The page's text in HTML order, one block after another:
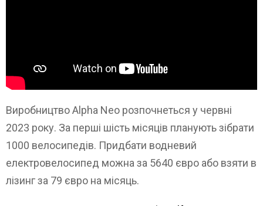
Виробництво Alpha Neo розпочнеться у червні
2023 року. За перші шість місяців планують зібрати
1000 велосипедів. Придбати водневий
електровелосипед можна за 5640 євро або взяти в
лізинг за 79 євро на місяць.